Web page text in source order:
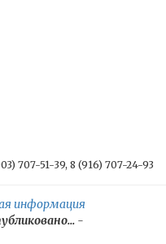
707-51-39, 8 (916) 707-24-93
информация
-